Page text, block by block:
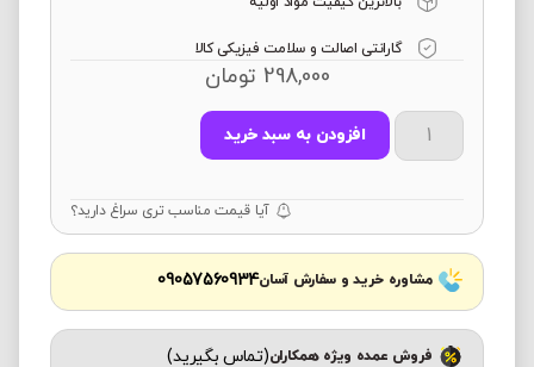
گارانتی اصالت و سلامت فیزیکی کالا
298,000 تومان
افزودن به سبد خرید
آیا قیمت مناسب تری سراغ دارید؟
مشاوره خرید و سفارش آسان09057560934
فروش عمده ویژه همکاران(تماس بگیرید)